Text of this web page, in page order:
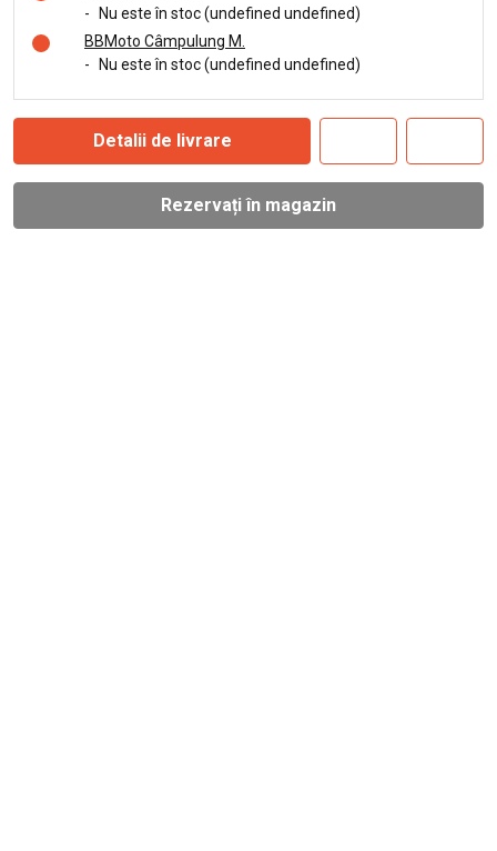
-
Nu este în stoc (undefined undefined)
BBMoto Câmpulung M.
-
Nu este în stoc (undefined undefined)
Detalii de livrare
Rezervați în magazin